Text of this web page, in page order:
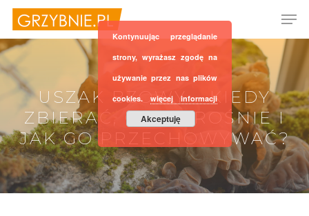
Hit enter to search or ESC to close
USZAK BZOWY – KIEDY
ZBIERAĆ, GDZIE ROŚNIE I
JAK GO PRZECHOWYWAĆ?
Kontynuując przeglądanie
strony, wyrażasz zgodę na
używanie przez nas plików
cookies. więcej informacji
Akceptuję